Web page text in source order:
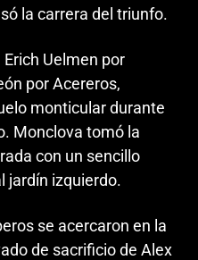
la carrera del triunfo.
Uelmen por
por Acereros,
monticular durante
Monclova tomó la
con un sencillo
jardín izquierdo.
se acercaron en la
de sacrificio de Alex